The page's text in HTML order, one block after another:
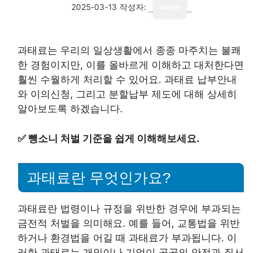
2025-03-13 작성자:
과태료는 우리의 일상생활에서 종종 마주치는 불쾌
한 경험이지만, 이를 올바르게 이해하고 대처한다면
훨씬 수월하게 처리할 수 있어요. 과태료 납부안내
와 이의신청, 그리고 분할납부 제도에 대해 상세히
알아보도록 하겠습니다.
✅ 뺑소니 처벌 기준을 쉽게 이해해보세요.
과태료란 무엇인가요?
과태료란 법령이나 규정을 위반한 경우에 부과되는
금전적 처벌을 의미해요. 예를 들어, 교통법을 위반
하거나 환경법을 어길 때 과태료가 부과됩니다. 이